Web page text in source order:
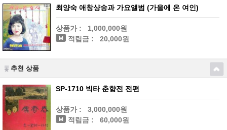
최양숙 애창샹송과 가요앨범 (가을에 온 여인)
상품가 :
1,000,000원
적립금 :
20,000원
추천 상품
SP-1710 빅타 춘향전 전편
상품가 :
3,000,000원
적립금 :
60,000원